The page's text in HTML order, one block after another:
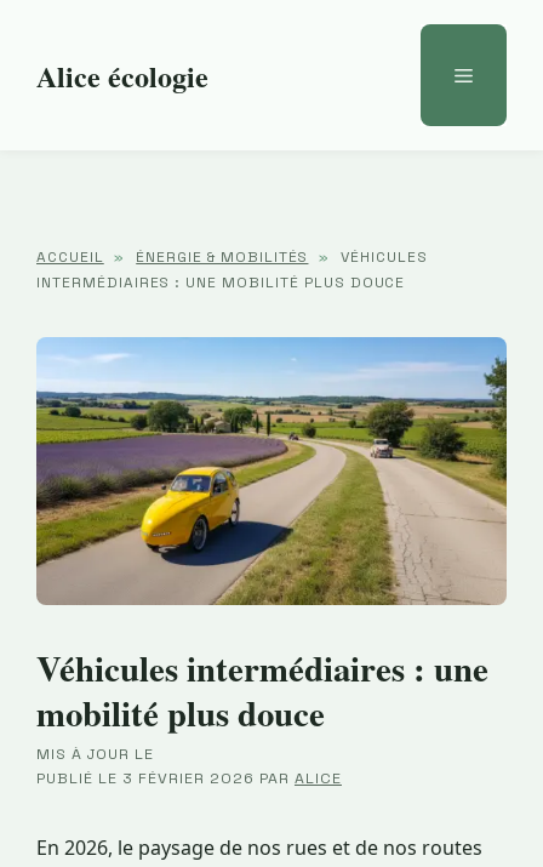
contenuAlice écologie Menu
ACCUEIL » ÉNERGIE & MOBILITÉS »
VÉHICULES
INTERMÉDIAIRES : UNE MOBILITÉ PLUS DOUCE
Véhicules intermédiaires : une
mobilité plus douce
MIS À JOUR LE
·PUBLIÉ LE 3 FÉVRIER 2026 PAR ALICE
En 2026, le paysage de nos rues et de nos routes